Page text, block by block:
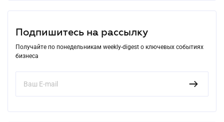
Подпишитесь на рассылку
Получайте по понедельникам weekly-digest о ключевых событиях
бизнеса